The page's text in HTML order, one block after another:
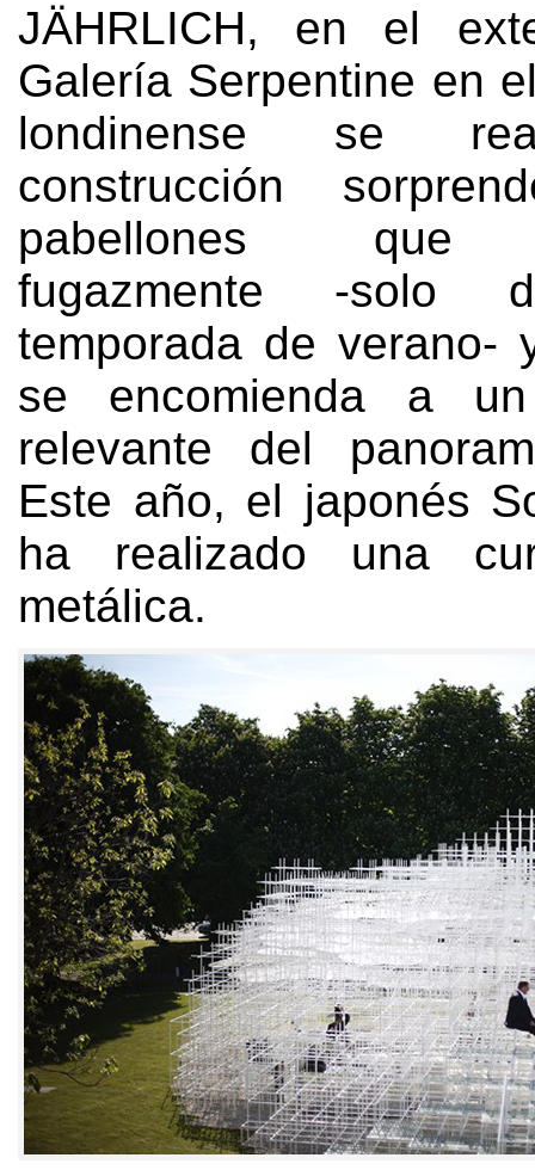
JÄHRLICH, en el
Galería Serpentine en
londinense se
construcción
pabellones que
fugazmente -solo
temporada de verano-
se encomienda a un
relevante del
Este año, el japonés
ha realizado una
metálica.